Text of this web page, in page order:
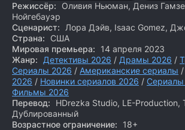
Режиссёр:
Оливия Ньюман, Дениз
Нойгебауэр
Сценарист:
Лора Дэйв, Isaac Gomez,
Страна:
США
Мировая премьера:
14 апреля 2023
Жанр:
Детективы 2026 / Драмы 2026 /
Сериалы 2026 / Американские сериалы /
2026 / Новинки сериалов 2026 /
Фильмы 2026
Перевод:
HDrezka Studio, LE-Production,
Дублированный
Возрастное ограничение:
18+